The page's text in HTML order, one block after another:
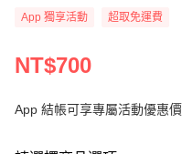
App 獨享活動 超取免運費
NT$700
App 結帳可享專屬活動優惠價